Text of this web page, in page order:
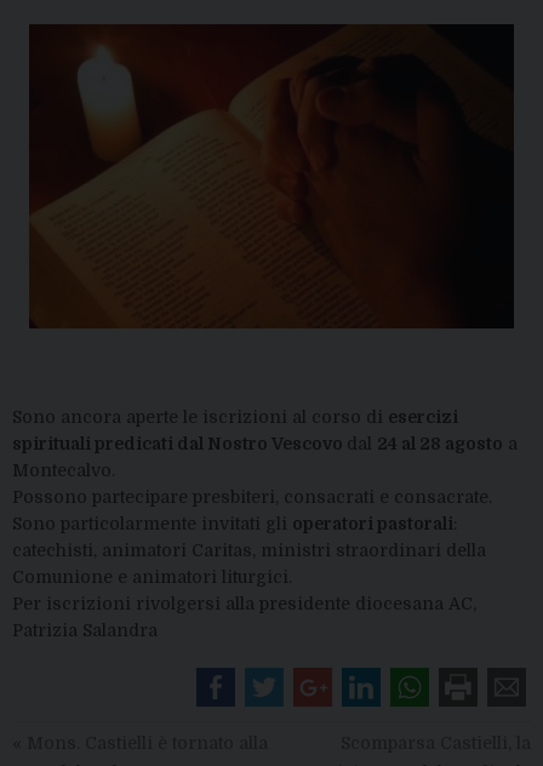
Sono ancora aperte le iscrizioni al corso di esercizi
spirituali predicati dal Nostro Vescovo dal 24 al 28 agosto a
Montecalvo.
Possono partecipare presbiteri, consacrati e consacrate.
Sono particolarmente invitati gli operatori pastorali
catechisti, animatori Caritas, ministri straordinari della
Comunione e animatori liturgici.
Per iscrizioni rivolgersi alla presidente diocesana AC,
Patrizia Salandra